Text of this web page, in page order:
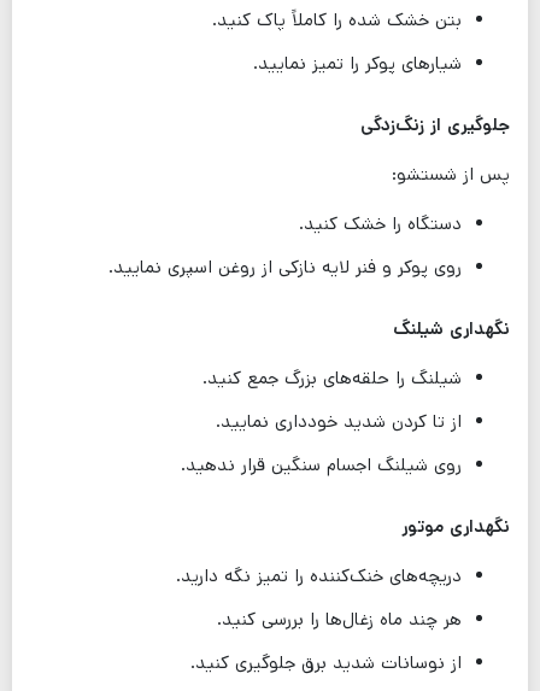
بتن خشک شده را کاملاً پاک کنید.
شیارهای پوکر را تمیز نمایید.
جلوگیری از زنگ‌زدگی
پس از شستشو:
دستگاه را خشک کنید.
روی پوکر و فنر لایه نازکی از روغن اسپری نمایید.
نگهداری شیلنگ
شیلنگ را حلقه‌های بزرگ جمع کنید.
از تا کردن شدید خودداری نمایید.
روی شیلنگ اجسام سنگین قرار ندهید.
نگهداری موتور
دریچه‌های خنک‌کننده را تمیز نگه دارید.
هر چند ماه زغال‌ها را بررسی کنید.
از نوسانات شدید برق جلوگیری کنید.